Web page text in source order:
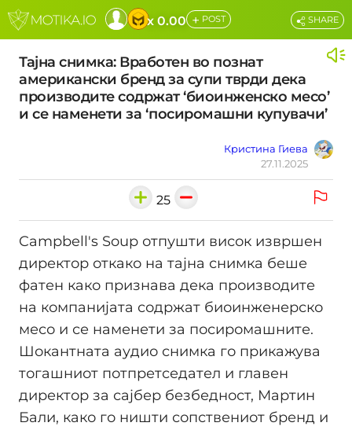
x 0.00 + POST
Тајна снимка: Вработен во познат
американски бренд за супи тврди дека
производите содржат ‘биоинженско месо’
и се наменети за ‘посиромашни купувачи’
Кристина Гиева
27.11.2025
SHARE
25
Campbell's Soup отпушти висок извршен
директор откако на тајна снимка беше
фатен како признава дека производите
на компанијата содржат биоинженерско
месо и се наменети за посиромашните.
Шокантната аудио снимка го прикажува
тогашниот потпретседател и главен
директор за сајбер безбедност, Мартин
Бали, како го ништи сопствениот бренд и